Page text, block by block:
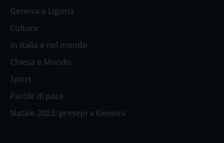
Genova e Liguria
Cultura
In Italia e nel mondo
Chiesa e Mondo
Sport
Parole di pace
Natale 2023: presepi a Genova